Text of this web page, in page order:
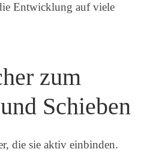
Entwicklung auf viele
zum
Schieben
die sie aktiv einbinden.